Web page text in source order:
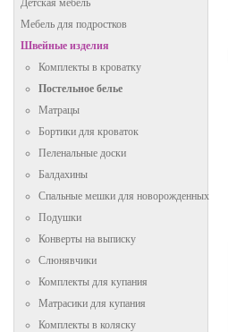
Детская мебель
Мебель для подростков
Швейные изделия
Комплекты в кроватку
Постельное белье
Матрацы
Бортики для кроваток
Пеленальные доски
Балдахины
Спальные мешки для новорожденных
Подушки
Конверты на выписку
Слюнявчики
Комплекты для купания
Матрасики для купания
Комплекты в коляску